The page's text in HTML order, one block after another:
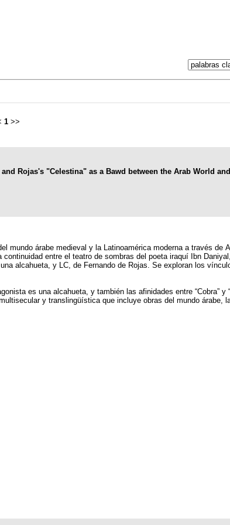
1 >>
Rojas's "Celestina" as a Bawd between the Arab World and
mundo árabe medieval y la Latinoamérica moderna a través de
entre el teatro de sombras del poeta iraquí Ibn
alcahueta, y LC, de Fernando de Rojas. Se exploran los
es una alcahueta, y también las afinidades entre “Cobra” y
y translingüística que incluye obras del mundo árabe,